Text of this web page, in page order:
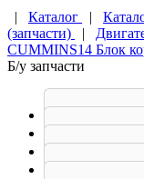
| Каталог |
(запчасти)
|
CUMMINS14 Блок
Б/у запчасти